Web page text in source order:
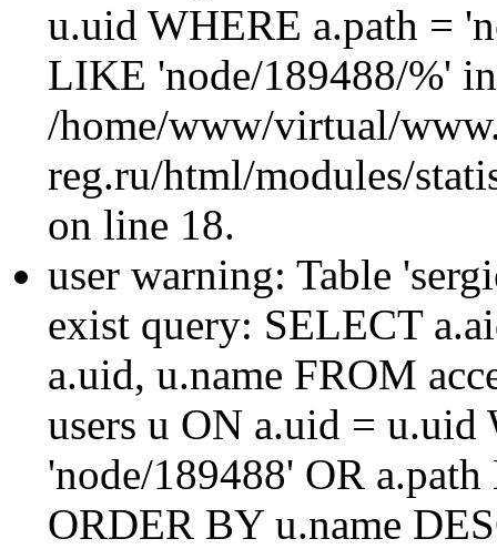
u.uid WHERE a.path =
LIKE 'node/189488/%' in
/home/www/virtual/
reg.ru/html/modules/
on line 18.
user warning: Table
exist query: SELECT
a.uid, u.name FROM
users u ON a.uid = u.uid
'node/189488' OR
ORDER BY u.name